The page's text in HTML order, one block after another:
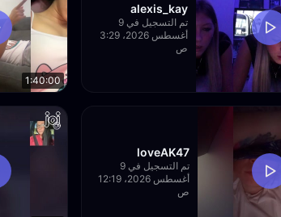
alexis_kay
تم التسجيل في 9
أغسطس 2026، 3:29
ص
1:40:00
loveAK47
تم التسجيل في 9
أغسطس 2026، 12:19
ص